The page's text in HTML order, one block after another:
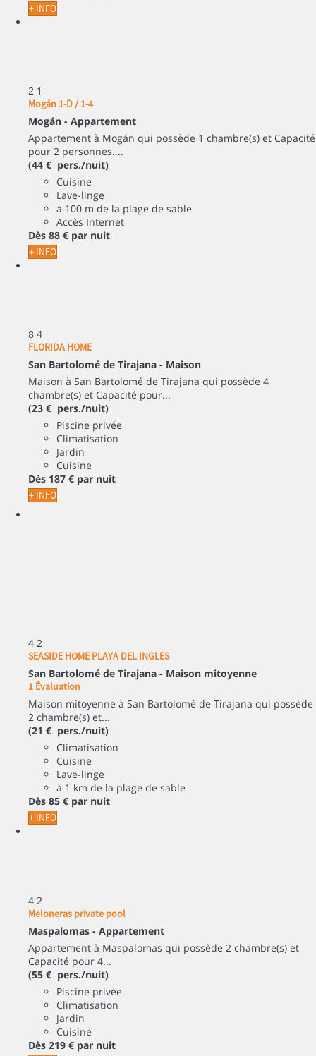
+ INFO
2 1
Mogán 1-D / 1-4
Mogán - Appartement
Appartement à Mogán qui possède 1 chambre(s) et Capacité
pour 2 personnes....
(44 € pers./nuit)
Cuisine
Lave-linge
à 100 m de la plage de sable
Accès Internet
Dès 88 € par nuit
+ INFO
8 4
FLORIDA HOME
San Bartolomé de Tirajana - Maison
Maison à San Bartolomé de Tirajana qui possède 4
chambre(s) et Capacité pour...
(23 € pers./nuit)
Piscine privée
Climatisation
Jardin
Cuisine
Dès 187 € par nuit
+ INFO
4 2
SEASIDE HOME PLAYA DEL INGLES
San Bartolomé de Tirajana - Maison mitoyenne
1 Évaluation
Maison mitoyenne à San Bartolomé de Tirajana qui possède
2 chambre(s) et...
(21 € pers./nuit)
Climatisation
Cuisine
Lave-linge
à 1 km de la plage de sable
Dès 85 € par nuit
+ INFO
4 2
Meloneras private pool
Maspalomas - Appartement
Appartement à Maspalomas qui possède 2 chambre(s) et
Capacité pour 4...
(55 € pers./nuit)
Piscine privée
Climatisation
Jardin
Cuisine
Dès 219 € par nuit